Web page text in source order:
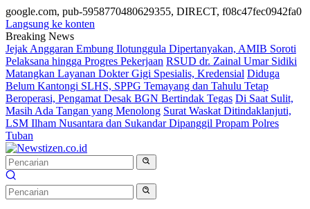
google.com, pub-5958770480629355, DIRECT, f08c47fec0942fa0
Langsung ke konten
Breaking News
Jejak Anggaran Embung Ilotunggula Dipertanyakan, AMIB Soroti
Pelaksana hingga Progres Pekerjaan RSUD dr. Zainal Umar Sidiki
Matangkan Layanan Dokter Gigi Spesialis, Kredensial Diduga
Belum Kantongi SLHS, SPPG Temayang dan Tahulu Tetap
Beroperasi, Pengamat Desak BGN Bertindak Tegas Di Saat Sulit,
Masih Ada Tangan yang Menolong Surat Waskat Ditindaklanjuti,
LSM Ilham Nusantara dan Sukandar Dipanggil Propam Polres
Tuban